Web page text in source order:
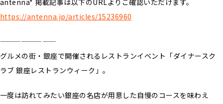
antenna* 掲載記事は以下のURLよりご確認いただけます。
https://antenna.jp/articles/15236960
————————
グルメの街・銀座で開催されるレストランイベント「ダイナースク
ラブ 銀座レストランウィーク」。
一度は訪れてみたい銀座の名店が用意した自慢のコースを味わえ